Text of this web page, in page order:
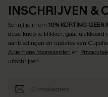
INSCHRIJVEN &
Schrijf je in om 10% KORTING GEEN
deze knop te klikken, gaat u
aanbiedingen en updates van
Algemene Voorwaarden en
uitschrijven.